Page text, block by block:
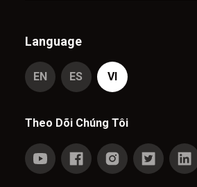
Language
EN ES VI
Theo Dõi Chúng Tôi